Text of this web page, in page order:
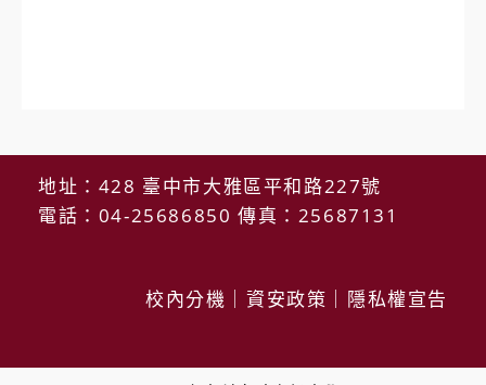
地址：428 臺中市大雅區平和路227號
電話：04-25686850 傳真：25687131
校內分機 資安政策 隱私權宣告